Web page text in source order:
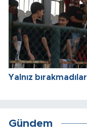
Yalnız bırakmadılar
Gündem